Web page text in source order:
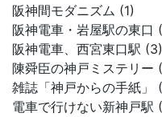
阪神間モダニズム (1)
阪神電車・岩屋駅の東口
阪神電車、西宮東口駅 (3)
陳舜臣の神戸ミステリー
雑誌「神戸からの手紙」
電車で行けない新神戸駅